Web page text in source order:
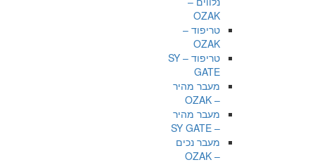
OZAK
טריפוד –
OZAK
טריפוד – SY
GATE
מעבר מהיר
– OZAK
מעבר מהיר
– SY GATE
מעבר נכים
– OZAK